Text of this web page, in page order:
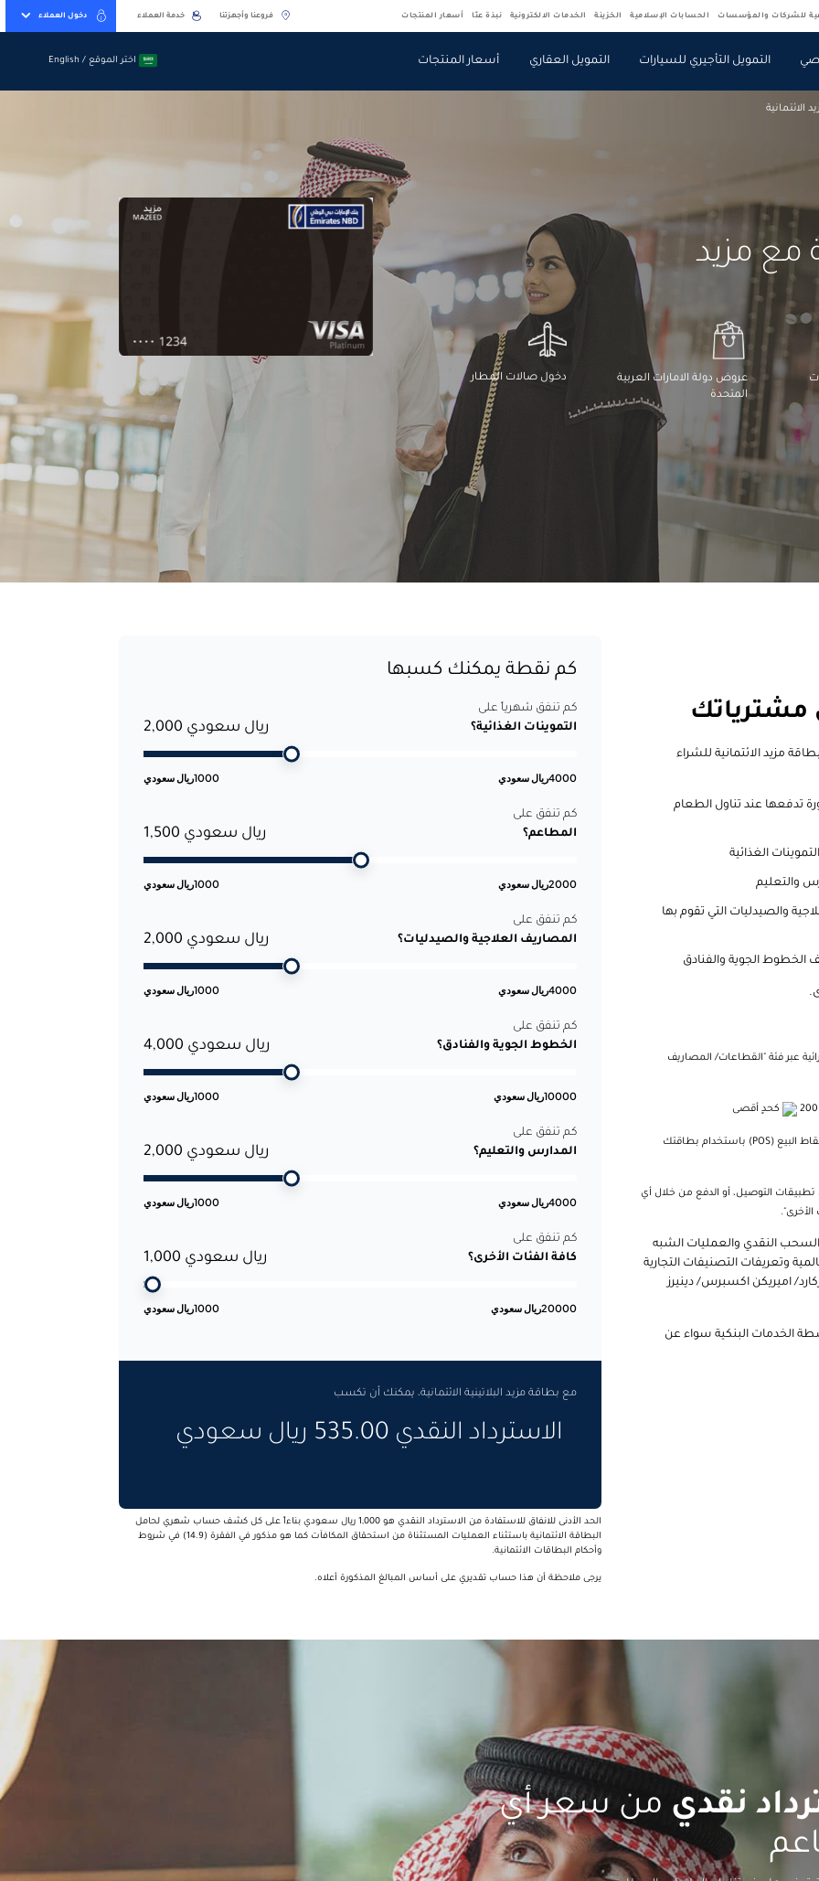
للشركات والمؤسسات الحسابات الإسلامية الخزينة الخدمات الالكترونية نبذة عنّا أسعار المنتجات فروعنا وأجهزتنا خدمة العملاء دخول العملاء
التمويل التأجيري للسيارات التمويل العقاري أسعار المنتجات
اختر الموقع / English
اختر الموقع / English
الائتمانية
مع مزيد
عروض دولة الامارات العربية
المتحدة
دخول صالات المطار
مزيد الائتمانية للشراء
تدفعها عند تناول الطعام
الغذائية
والتعليم
والصيدليات التي تقوم بها
الجوية والفنادق
عبر فئة "القطاعات/ المصاريف
كحدٍ أقصى
*فئة المطاعم تشمل الدفع في المطعم فقط من خلال أجهزة نقاط البيع (POS) باستخدام بطاقتك
التوصيل، أو الدفع من خلال أي
النقدي والعمليات الشبه
وتعريفات التصنيفات التجارية
اميريكن اكسبرس/ دينيرز
الخدمات البنكية سواء عن
كم نقطة يمكنك كسبها
كم تنفق شهرياً على
التموينات الغذائية؟
ريال سعودي 2,000
ريال سعودي1000 ريال سعودي4000
كم تنفق على
المطاعم؟
ريال سعودي 1,500
ريال سعودي1000 ريال سعودي2000
كم تنفق على
المصاريف العلاجية والصيدليات؟
ريال سعودي 2,000
ريال سعودي1000 ريال سعودي4000
كم تنفق على
الخطوط الجوية والفنادق؟
ريال سعودي 4,000
ريال سعودي1000 ريال سعودي10000
كم تنفق على
المدارس والتعليم؟
ريال سعودي 2,000
ريال سعودي1000 ريال سعودي4000
كم تنفق على
كافة الفئات الأخرى؟
ريال سعودي 1,000
ريال سعودي1000 ريال سعودي20000
مع بطاقة مزيد البلاتينية الائتمانية، يمكنك أن تكسب
الاسترداد النقدي 535.00 ريال سعودي
الحد الأدنى للانفاق للاستفادة من الاسترداد النقدي هو 1,000 ريال سعودي بناءاً على كل كشف حساب شهري لحامل
البطاقة الائتمانية باستثناء العمليات المستثناة من استحقاق المكافآت كما هو مذكور في الفقرة (14.9) في شروط
وأحكام البطاقات الائتمانية.
يرجى ملاحظة أن هذا حساب تقديري على أساس المبالغ المذكورة أعلاه.
من سعر أي